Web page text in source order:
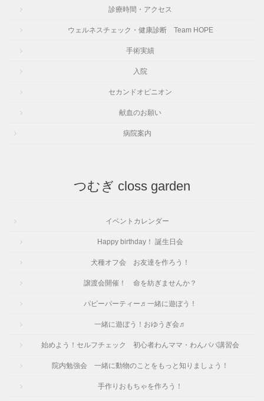
診療時間・アクセス
ウェルネスチェック・健康診断 Team HOPE
手術実績
入院
セカンドオピニオン
献血のお願い
病院案内
つむぎ closs garden
イベントカレンダー
Happy birthday！ 誕生日会
犬種オフ会 お友達を作ろう！
譲渡会開催！ 命を紡ぎませんか？
パピーパーティー♬一緒に遊ぼう！
一緒に遊ぼう！おゆうぎ会♬
始めよう！セルフチェック 初心者わんママ・わんパパ講習会
院内勉強会 一緒に動物のことをもっと知りましょう！
手作りおもちゃを作ろう！